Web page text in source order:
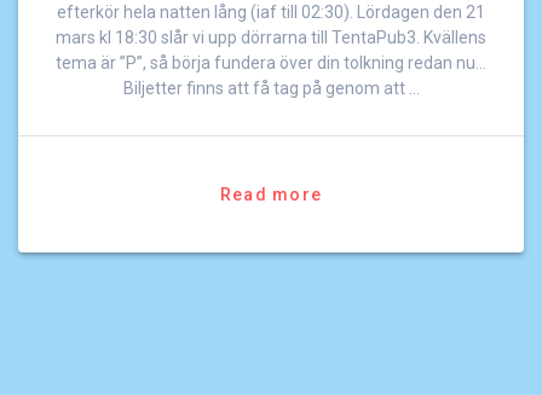
efterkör hela natten lång (iaf till 02:30). Lördagen den 21
mars kl 18:30 slår vi upp dörrarna till TentaPub3. Kvällens
tema är ”P”, så börja fundera över din tolkning redan nu…
Biljetter finns att få tag på genom att …
Read more